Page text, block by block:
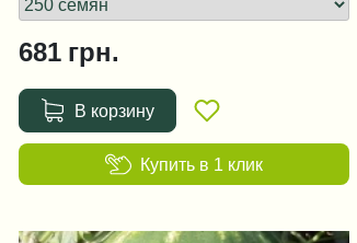
681грн.
В корзину
Купить в 1 клик